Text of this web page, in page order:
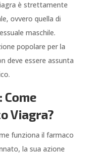
è strettamente
ovvero quella di
maschile.
popolare per la
deve essere assunta
Viagra?
funziona il farmaco
la sua azione